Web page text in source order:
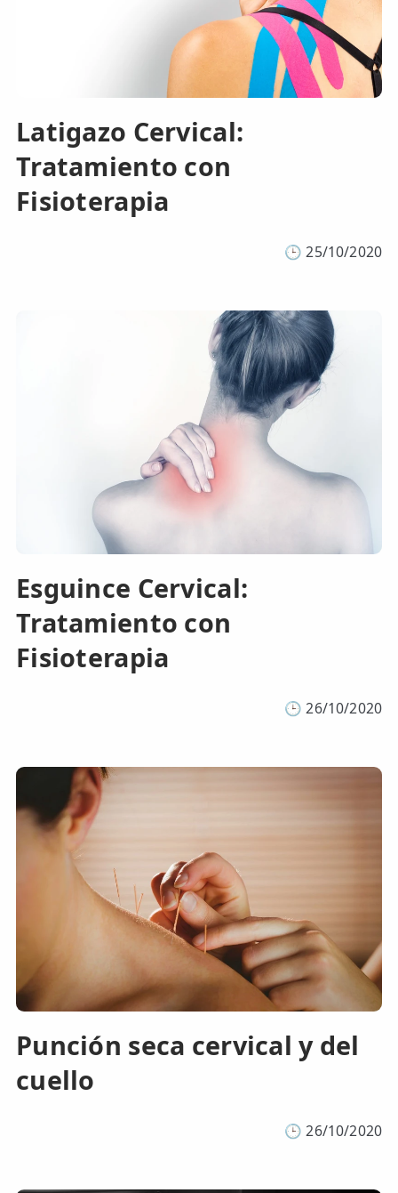
Latigazo Cervical:
Tratamiento con
Fisioterapia
🕒 25/10/2020
Esguince Cervical:
Tratamiento con
Fisioterapia
🕒 26/10/2020
Punción seca cervical y del
cuello
🕒 26/10/2020